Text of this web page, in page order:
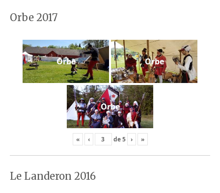
Orbe 2017
Orbe Orbe
Orbe
« ‹ de5 › »
Le Landeron 2016